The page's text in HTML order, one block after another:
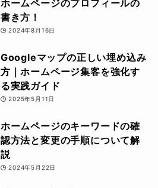
ホームページのプロフィールの
書き方！
2024年8月16日
Googleマップの正しい埋め込み
方｜ホームページ集客を強化す
る実践ガイド
2025年5月11日
ホームページのキーワードの確
認方法と変更の手順について解
説
2024年5月22日